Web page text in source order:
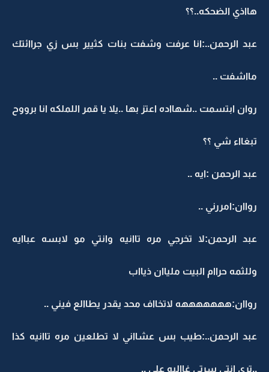
هااذي الضحكه..؟؟
عبد الرحمن..:انا عرفت وشفت بنات كثيير بس زي جراائتك
مااشفت ..
روان ابتسمت ..شهااده اعتز بها ..يلا يا قمر اللملكه انا برووح
تبغااء شي ؟؟
عبد الرحمن :ايه ..
رواان:امررني ..
عبد الرحمن:لا تخرجي مره تاانيه وانتي مو لابسه عباايه
وللثمه حراام البيت ملياان ذيااب
رواان:هههههههه لاتخااف محد يقدر يطاالع فيني ..
عبد الرحمن..:طيب بس عشااني لا تطلعين مره تاانيه كذا
..تري انتي سرتي غااليه علي ..